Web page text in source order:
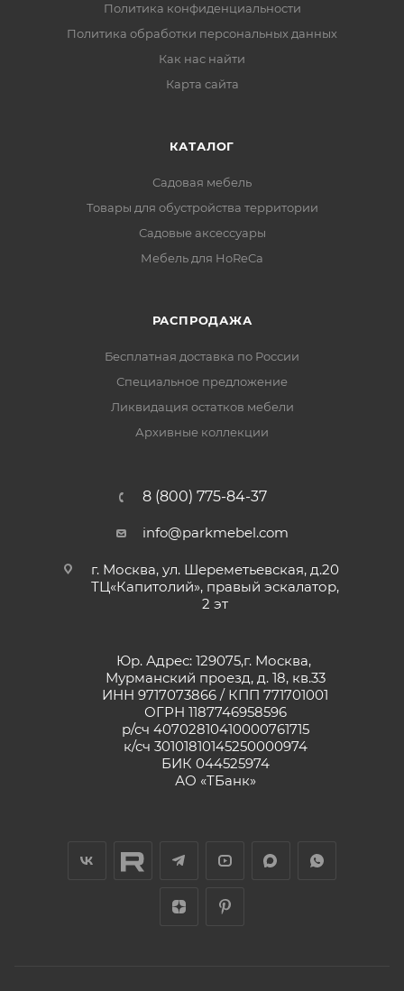
Политика конфиденциальности
Политика обработки персональных данных
Как нас найти
Карта сайта
КАТАЛОГ
Садовая мебель
Товары для обустройства территории
Садовые аксессуары
Мебель для HoReCa
РАСПРОДАЖА
Бесплатная доставка по России
Специальное предложение
Ликвидация остатков мебели
Архивные коллекции
8 (800) 775-84-37
info@parkmebel.com
г. Москва, ул. Шереметьевская, д.20
ТЦ«Капитолий», правый эскалатор,
2 эт
Юр. Адрес: 129075,г. Москва,
Мурманский проезд, д. 18, кв.33
ИНН 9717073866 / КПП 771701001
ОГРН 1187746958596
р/сч 40702810410000761715
к/сч 30101810145250000974
БИК 044525974
АО «ТБанк»